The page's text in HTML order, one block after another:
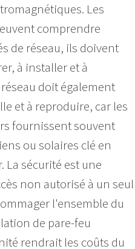
Les
comprendre
de réseau, ils doivent
à installer et à
doit également
et à reproduire, car les
fournissent souvent
ou solaires clé en
La sécurité est une
non autorisé à un seul
l'ensemble du
de pare-feu
rendrait les coûts du